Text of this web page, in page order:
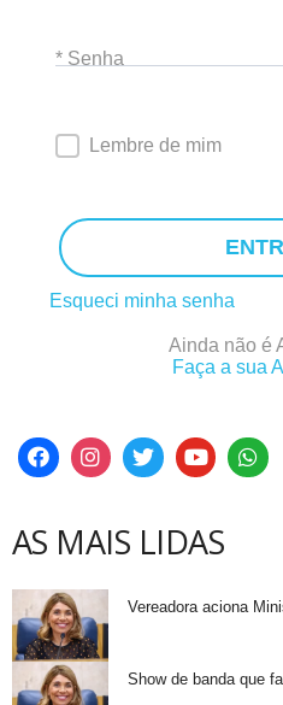
* Senha
Lembre de mim
Esqueci minha senha
Ainda não é
Faça a sua
AS MAIS LIDAS
Vereadora aciona
Show de banda que